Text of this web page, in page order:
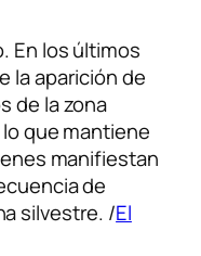
En los últimos
la aparición de
de la zona
que mantiene
manifiestan
de
silvestre. /El